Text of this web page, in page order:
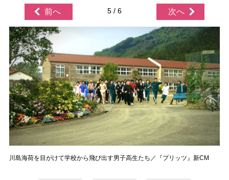
前へ 5 / 6 次へ
川島海荷を目がけて学校から飛び出す男子高生たち／『プリッツ』新CM